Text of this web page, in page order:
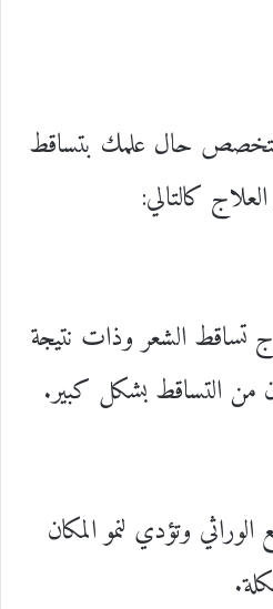
حال علمك بتساقط
كالتالي:
تساقط الشعر وذات نتيجة
من التساقط بشكل كبير.
وتؤدي لنمو المكان